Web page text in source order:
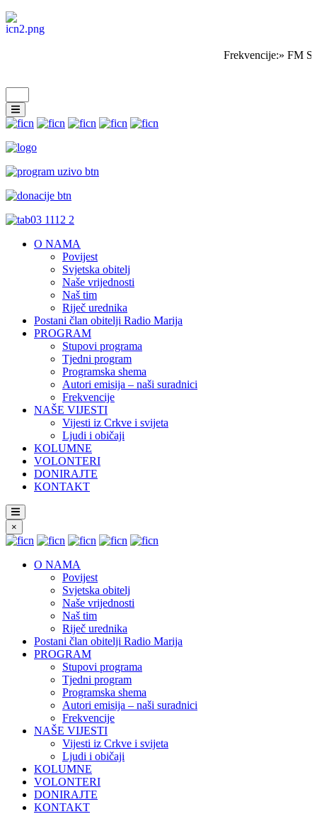
Frekvencije:» FM
O NAMA
Povijest
Svjetska obitelj
Naše vrijednosti
Naš tim
Riječ urednika
Postani član obitelji Radio Marija
PROGRAM
Stupovi programa
Tjedni program
Programska shema
Autori emisija – naši suradnici
Frekvencije
NAŠE VIJESTI
Vijesti iz Crkve i svijeta
Ljudi i običaji
KOLUMNE
VOLONTERI
DONIRAJTE
KONTAKT
×
O NAMA
Povijest
Svjetska obitelj
Naše vrijednosti
Naš tim
Riječ urednika
Postani član obitelji Radio Marija
PROGRAM
Stupovi programa
Tjedni program
Programska shema
Autori emisija – naši suradnici
Frekvencije
NAŠE VIJESTI
Vijesti iz Crkve i svijeta
Ljudi i običaji
KOLUMNE
VOLONTERI
DONIRAJTE
KONTAKT